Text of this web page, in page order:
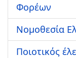
Φορέων
Νομοθεσία
Ποιοτικός